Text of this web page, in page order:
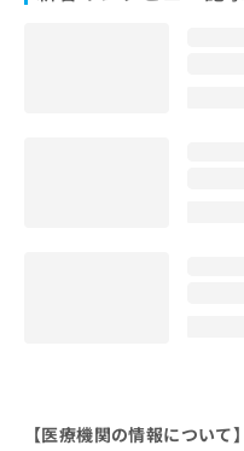
【医療機関の情報について】